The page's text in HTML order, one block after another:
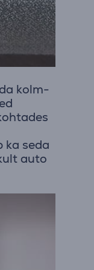
kolm-
ka seda
auto